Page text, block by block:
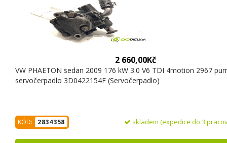
2 660,00Kč
VW PHAETON sedan 2009 176 kW 3.0 V6 TDI 4motion 2967
servočerpadlo 3D0422154F (Servočerpadlo)
KÓD: 2834358 skladem (expedice do 3